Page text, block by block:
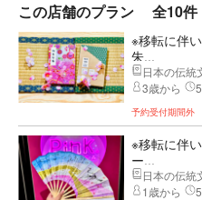
この店舗のプラン 全10件
※移転に伴
朱...
日本の伝統
3歳から
予約受付期間外
※移転に伴
ー...
日本の伝統
1歳から